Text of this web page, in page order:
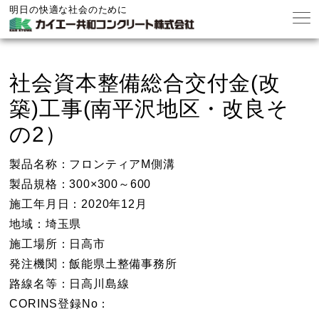
明日の快適な社会のために
社会資本整備総合交付金(改
築)工事(南平沢地区・改良そ
の2）
製品名称：フロンティアM側溝
製品規格：300×300～600
施工年月日：2020年12月
地域：埼玉県
施工場所：日高市
発注機関：飯能県土整備事務所
路線名等：日高川島線
CORINS登録No：